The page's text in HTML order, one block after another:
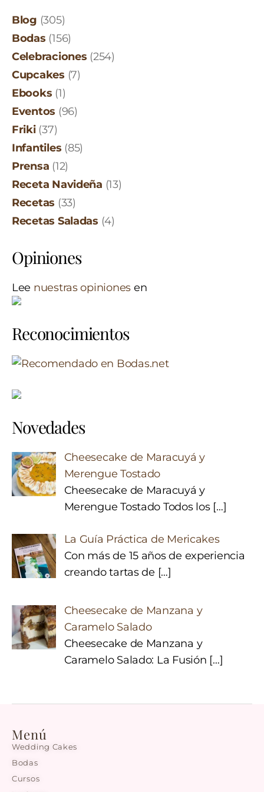
Blog (305)
Bodas (156)
Celebraciones (254)
Cupcakes (7)
Ebooks (1)
Eventos (96)
Friki(37)
Infantiles (85)
Prensa (12)
Receta Navideña (13)
Recetas (33)
Recetas Saladas (4)
Opiniones
Lee nuestras opiniones en
Reconocimientos
Novedades
Cheesecake de Maracuyá y
Merengue Tostado
Cheesecake de Maracuyá y
Merengue Tostado Todos los […]
La Guía Práctica de Mericakes
Con más de 15 años de experiencia
creando tartas de […]
Cheesecake de Manzana y
Caramelo Salado
Cheesecake de Manzana y
Caramelo Salado: La Fusión […]
Menú
Wedding Cakes
Bodas
Cursos